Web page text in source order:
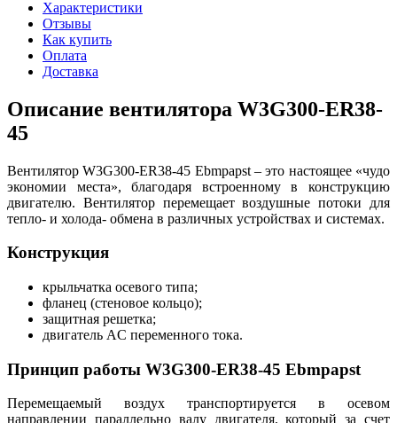
Характеристики
Отзывы
Как купить
Оплата
Доставка
Описание вентилятора W3G300-ER38-
45
Вентилятор W3G300-ER38-45 Ebmpapst – это настоящее «чудо
экономии места», благодаря встроенному в конструкцию
двигателю. Вентилятор перемещает воздушные потоки для
тепло- и холода- обмена в различных устройствах и системах.
Конструкция
крыльчатка осевого типа;
фланец (стеновое кольцо);
защитная решетка;
двигатель AC переменного тока.
Принцип работы W3G300-ER38-45 Ebmpapst
Перемещаемый воздух транспортируется в осевом
направлении параллельно валу двигателя, который за счет